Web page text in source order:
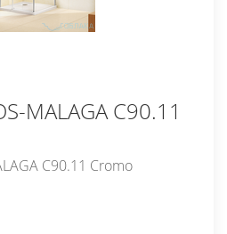
MALAGA C90.11
C90.11 Cromo